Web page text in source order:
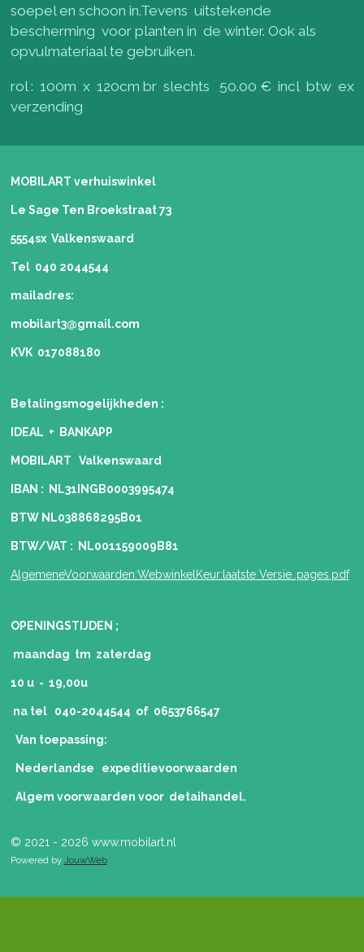
soepel en schoon in.Tevens uitstekende
bescherming voor planten in de winter. Ook als
opvulmateriaal te gebruiken.
rol : 100m x 120cm br slechts 50.00 € incl btw ex
verzending
MOBILART verhuiswinkel
Le Sage Ten Broekstraat 73
5554sx Valkenswaard
Tel 040 2044544
mailadres:
mobilart3@gmail.com
KVK 017088180
Betalingsmogelijkheden :
IDEAL + BANKAPP
MOBILART Valkenswaard
IBAN : NL31INGB0003995474
BTW NL038868295B01
BTW/VAT : NL001159009B81
AlgemeneVoorwaarden:WebwinkelKeur:laatste Versie..pages.pdf
OPENINGSTIJDEN ;
maandag tm zaterdag
10 u - 19,00u
na tel 040-2044544 of 0653766547
Van toepassing:
Nederlandse expeditievoorwaarden
Algem voorwaarden voor detaihandel.
© 2021 - 2026 www.mobilart.nl
Powered by JouwWeb